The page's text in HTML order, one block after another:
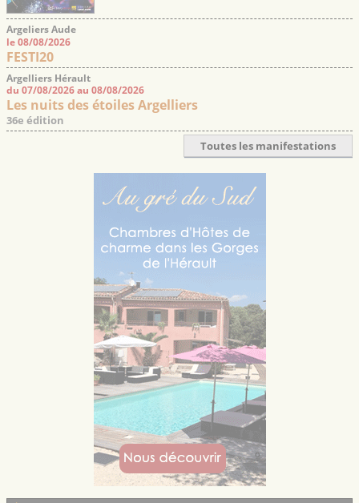
Argeliers Aude
le 08/08/2026
FESTI20
Argelliers Hérault
du 07/08/2026 au 08/08/2026
Les nuits des étoiles Argelliers
36e édition
Toutes les manifestations